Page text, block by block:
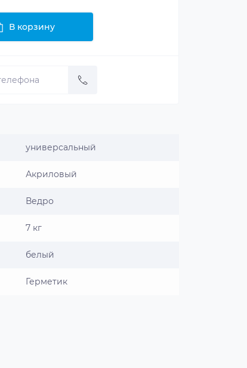
В корзину
универсальный
Акриловый
Ведро
7 кг
белый
Герметик